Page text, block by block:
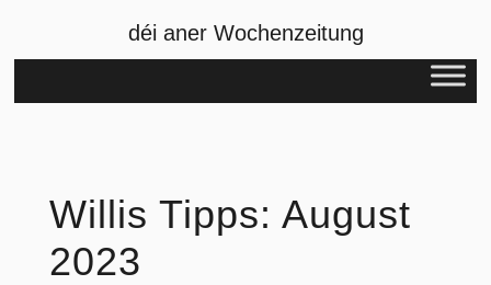
déi aner Wochenzeitung
Willis Tipps: August
2023